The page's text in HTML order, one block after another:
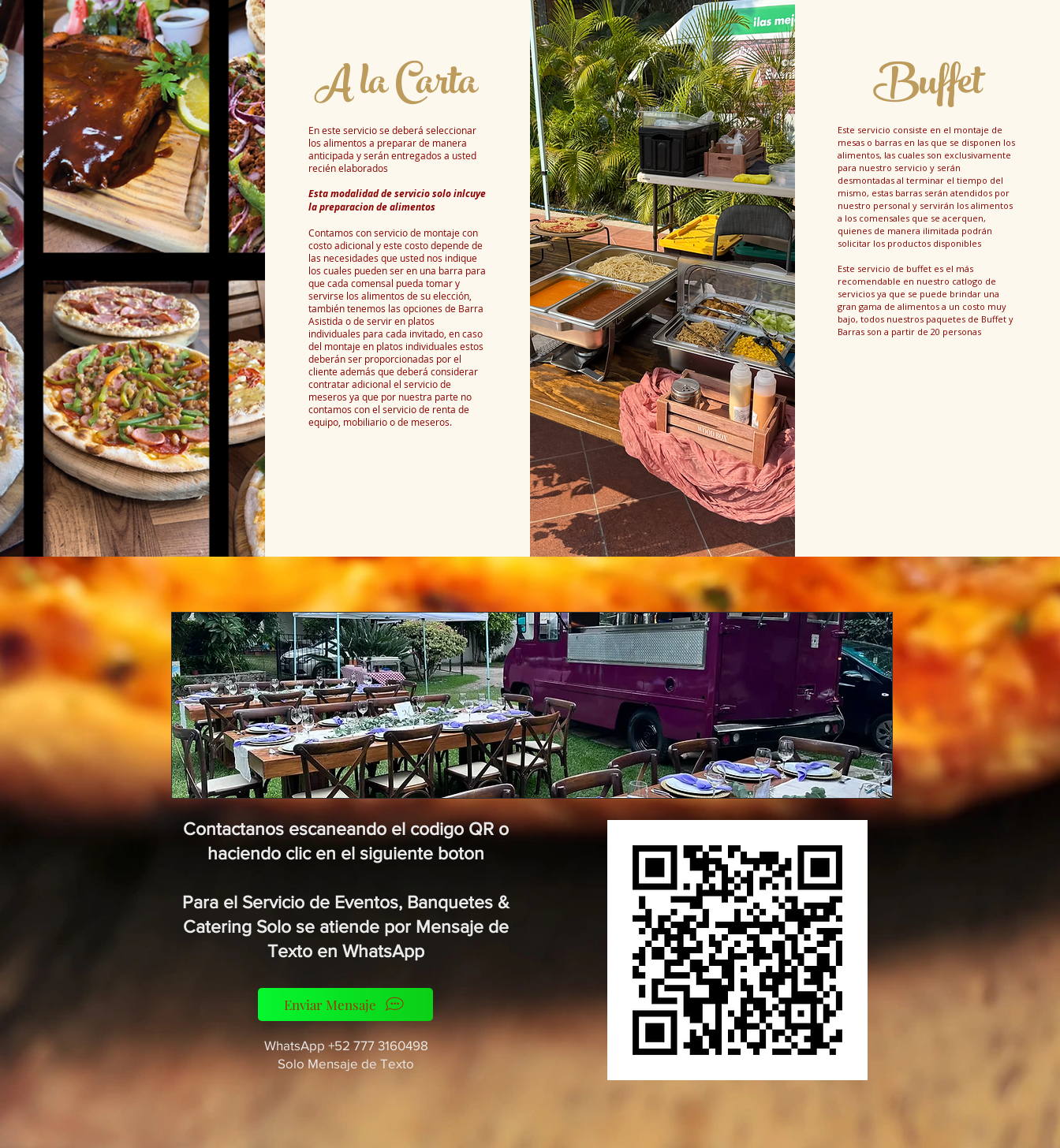
A la Carta
En este servicio se deberá seleccionar
los alimentos a preparar de manera
anticipada y serán entregados a usted
recién elaborados
Esta modalidad de servicio solo inlcuye
la preparacion de alimentos
Contamos con servicio de montaje con
costo adicional y este costo depende de
las necesidades que usted nos indique
los cuales pueden ser en una barra para
que cada comensal pueda tomar y
servirse los alimentos de su elección,
también tenemos las opciones de Barra
Asistida o de servir en platos
individuales para cada invitado, en caso
del montaje en platos individuales estos
deberán ser proporcionadas por el
cliente además que deberá considerar
contratar adicional el servicio de
meseros ya que por nuestra parte no
contamos con el servicio de renta de
equipo, mobiliario o de meseros.
Buffet
Este servicio consiste en el montaje de
mesas o barras en las que se disponen los
alimentos, las cuales son exclusivamente
para nuestro servicio y serán
desmontadas al terminar el tiempo del
mismo, estas barras serán atendidos por
nuestro personal y servirán los alimentos
a los comensales que se acerquen,
quienes de manera ilimitada podrán
solicitar los productos disponibles
Este servicio de buffet es el más
recomendable en nuestro catlogo de
servicios ya que se puede brindar una
gran gama de alimentos a un costo muy
bajo, todos nuestros paquetes de Buffet y
Barras son a partir de 20 personas
Contactanos escaneando el codigo QR o
haciendo clic en el siguiente boton
Para el Servicio de Eventos, Banquetes &
Catering Solo se atiende por Mensaje de
Texto en WhatsApp
WhatsApp +52 777 3160498
Solo Mensaje de Texto
Enviar Mensaje